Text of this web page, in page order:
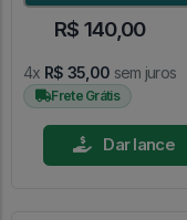
R$ 140,00
4x R$ 35,00 sem juros
Frete Grátis
Dar lance